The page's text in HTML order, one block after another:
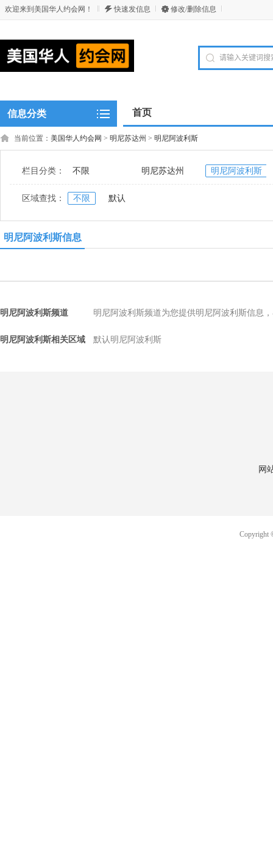
欢迎来到美国华人约会网！ 快速发信息 修改/删除信息
信息分类 首页
当前位置： 美国华人约会网 > 明尼苏达州 > 明尼阿波利斯
栏目分类： 不限 明尼苏达州 明尼阿波利斯
区域查找： 不限 默认
明尼阿波利斯信息
明尼阿波利斯频道 明尼阿波利斯频道为您提供明尼阿波利斯信息
明尼阿波利斯相关区域 默认明尼阿波利斯
网
Copyright